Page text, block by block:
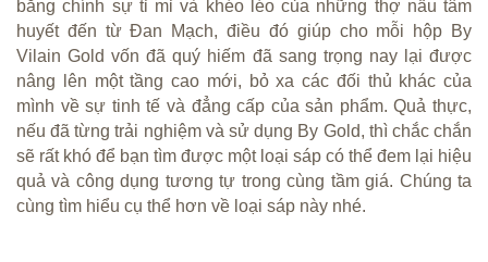
bằng chính sự tỉ mỉ và khéo léo của những thợ nấu tâm
huyết đến từ Đan Mạch, điều đó giúp cho mỗi hộp By
Vilain Gold vốn đã quý hiếm đã sang trọng nay lại được
nâng lên một tầng cao mới, bỏ xa các đối thủ khác của
mình về sự tinh tế và đẳng cấp của sản phẩm. Quả thực,
nếu đã từng trải nghiệm và sử dụng By Gold, thì chắc chắn
sẽ rất khó để bạn tìm được một loại sáp có thể đem lại hiệu
quả và công dụng tương tự trong cùng tầm giá. Chúng ta
cùng tìm hiểu cụ thể hơn về loại sáp này nhé.